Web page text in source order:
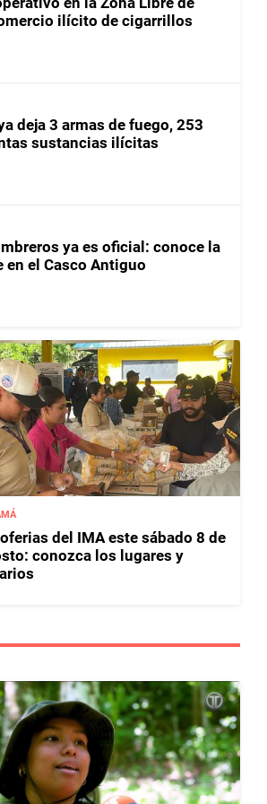
ilícito de cigarrillos
deja 3 armas de fuego, 253
sustancias ilícitas
ya es oficial: conoce la
en el Casco Antiguo
del IMA este sábado 8 de
conozca los lugares y